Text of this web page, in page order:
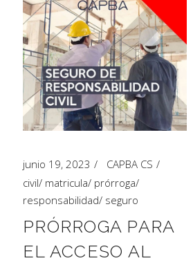
junio 19, 2023
CAPBA CS
civil/ matricula/ prórroga/
responsabilidad/ seguro
PRÓRROGA PARA
EL ACCESO AL